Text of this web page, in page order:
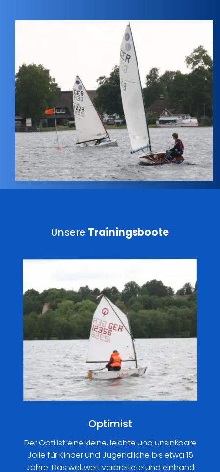
Unsere Trainingsboote
Optimist
Der Opti ist eine kleine, leichte und unsinkbare
Jolle für Kinder und Jugendliche bis etwa 15
Jahre. Das weltweit verbreitete und einhand